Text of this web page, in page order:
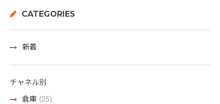
CATEGORIES
新着
チャネル別
倉庫 (25)